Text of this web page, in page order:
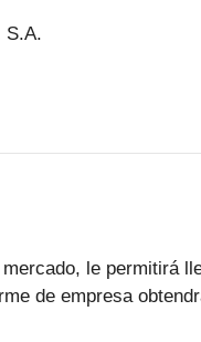
S.A.
le permitirá
de empresa